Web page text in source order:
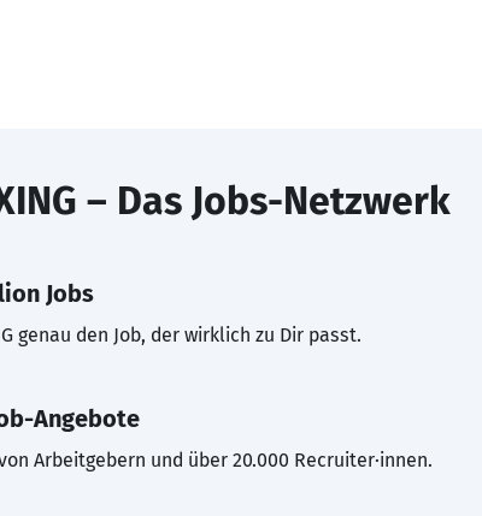
– Das Jobs-Netzwerk
Jobs
genau den Job, der wirklich zu Dir passt.
Angebote
Arbeitgebern und über 20.000 Recruiter·innen.